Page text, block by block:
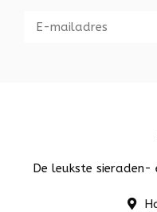
De leukste sieraden-